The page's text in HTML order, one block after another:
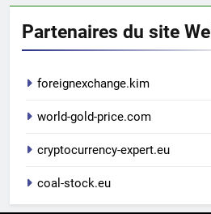
Partenaires du site
foreignexchange.kim
world-gold-price.com
cryptocurrency-expert.eu
coal-stock.eu